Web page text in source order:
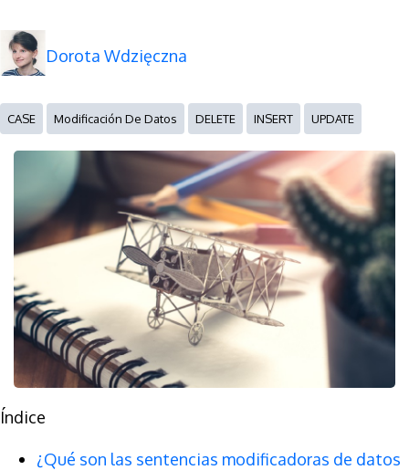
Dorota Wdzięczna
CASE Modificación De Datos DELETE INSERT UPDATE
Índice
¿Qué son las sentencias modificadoras de datos